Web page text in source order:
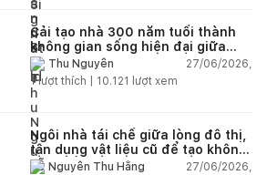
Cải tạo nhà 300 năm tuổi thành
không gian sống hiện đại giữa
thiên nhiên
Thu Nguyễn
27/06/2026,
1lượt thích | 10.121 lượt xem
Ngôi nhà tái chế giữa lòng đô thị,
tận dụng vật liệu cũ để tạo không
gian sống linh hoạt
Nguyễn Thu Hằng
27/06/2026,